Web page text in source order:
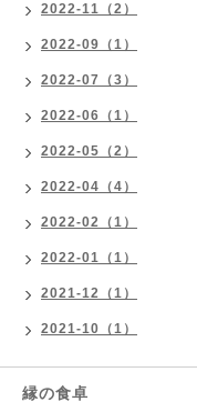
2022-11（2）
2022-09（1）
2022-07（3）
2022-06（1）
2022-05（2）
2022-04（4）
2022-02（1）
2022-01（1）
2021-12（1）
2021-10（1）
縁の食卓